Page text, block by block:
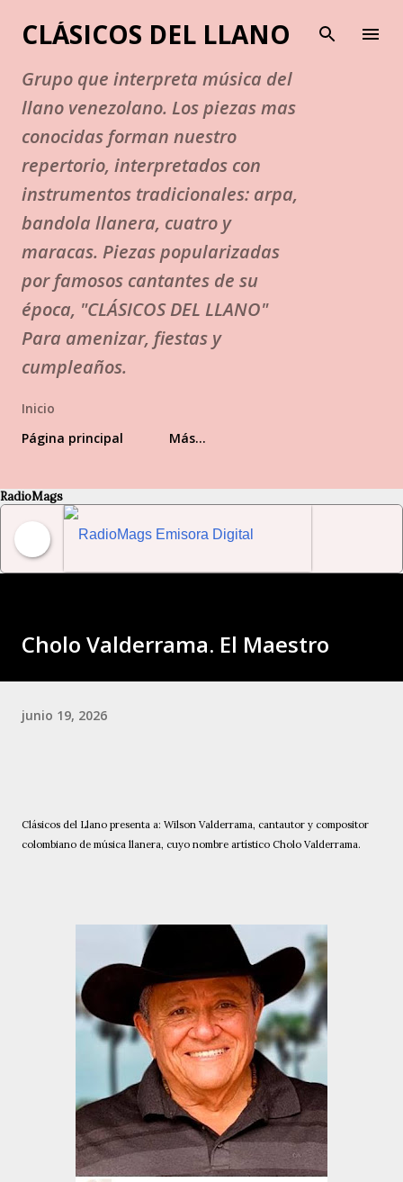
Ir al contenido principal
CLÁSICOS DEL LLANO
Grupo que interpreta música del
llano venezolano. Los piezas mas
conocidas forman nuestro
repertorio, interpretados con
instrumentos tradicionales: arpa,
bandola llanera, cuatro y
maracas. Piezas popularizadas
por famosos cantantes de su
época, "CLÁSICOS DEL LLANO"
Para amenizar, fiestas y
cumpleaños.
Inicio
Página principal
Más…
RadioMags
Cholo Valderrama. El Maestro
junio 19, 2026
Clásicos del Llano presenta a: Wilson Valderrama, cantautor y compositor
colombiano de música llanera, cuyo nombre artístico Cholo Valderrama.